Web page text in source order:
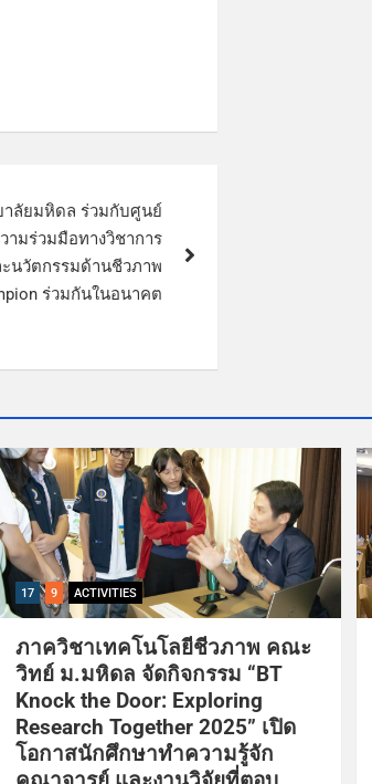
ลัยมหิดล ร่วมกับศูนย์
ามร่วมมือทางวิชาการ
นวัตกรรมด้านชีวภาพ
ร่วมกันในอนาคต
17 9 ACTIVITIES
ภาควิชาเทคโนโลยีชีวภาพ คณะ
วิทย์ ม.มหิดล จัดกิจกรรม “BT
Knock the Door: Exploring
Research Together 2025” เปิด
โอกาสนักศึกษาทำความรู้จัก